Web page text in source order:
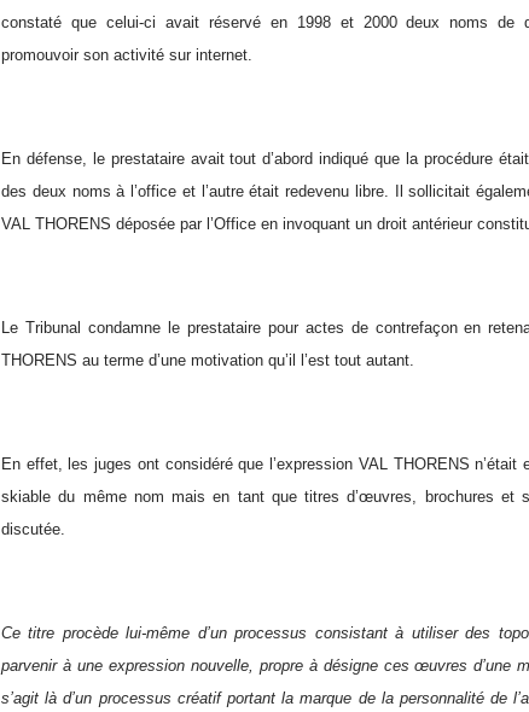
constaté que celui-ci avait réservé en 1998 et 2000 deux noms de
promouvoir son activité sur internet.
En défense, le prestataire avait tout d’abord indiqué que la procédure
des deux noms à l’office et l’autre était redevenu libre. Il sollicitait
VAL THORENS déposée par l’Office en invoquant un droit antérieur
Le Tribunal condamne le prestataire pour actes de contrefaçon en
THORENS au terme d’une motivation qu’il l’est tout autant.
En effet, les juges ont considéré que l’expression VAL THORENS
skiable du même nom mais en tant que titres d’œuvres, brochures et
discutée.
Ce titre procède lui-même d’un processus consistant à utiliser des
parvenir à une expression nouvelle, propre à désigne ces œuvres d’une
s’agit là d’un processus créatif portant la marque de la personnalité de